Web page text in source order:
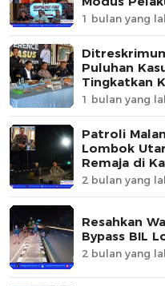
1 bulan yang
Puluhan
Tingkatkan
1 bulan yang
Patroli
Lombok
Remaja di
2 bulan yang
Resahkan
Bypass BIL
2 bulan yang